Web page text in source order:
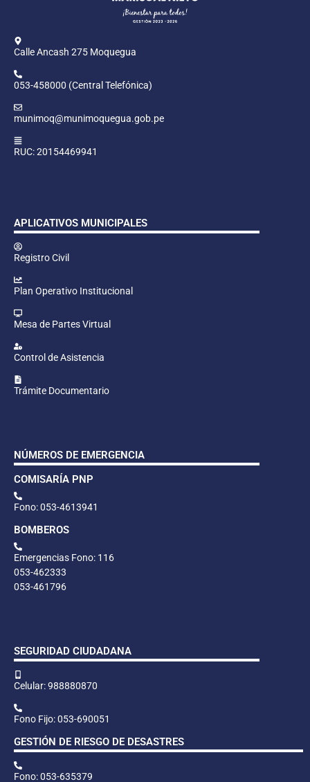
Calle Ancash 275 Moquegua
053-458000 (Central Telefónica)
munimoq@munimoquegua.gob.pe
RUC: 20154469941
APLICATIVOS MUNICIPALES
Registro Civil
Plan Operativo Institucional
Mesa de Partes Virtual
Control de Asistencia
Trámite Documentario
NÚMEROS DE EMERGENCIA
COMISARÍA PNP
Fono: 053-4613941
BOMBEROS
Emergencias Fono: 116
053-462333
053-461796
SEGURIDAD CIUDADANA
Celular: 988880870
Fono Fijo: 053-690051
GESTIÓN DE RIESGO DE DESASTRES
Fono: 053-635379